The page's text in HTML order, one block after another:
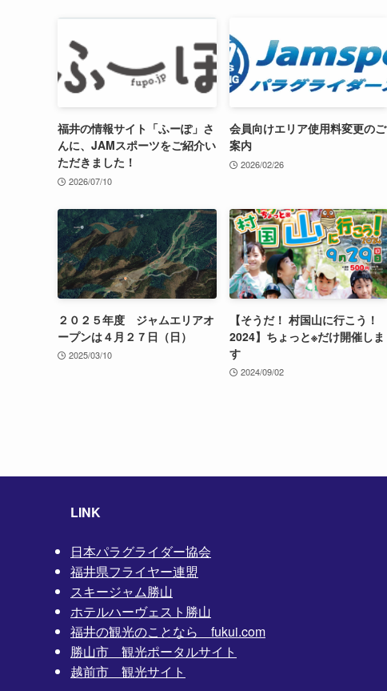
福井の情報サイト「ふーぽ」さ
んに、JAMスポーツをご紹介い
ただきました！
2026/07/10
会員向けエリア使用料変更のご
案内
2026/02/26
２０２５年度 ジャムエリアオ
ープンは４月２７日（日）
2025/03/10
【そうだ！ 村国山に行こう！
2024】ちょっと※だけ開催しま
す
2024/09/02
LINK
日本パラグライダー協会
福井県フライヤー連盟
スキージャム勝山
ホテルハーヴェスト勝山
福井の観光のことなら fukui.com
勝山市 観光ポータルサイト
越前市 観光サイト